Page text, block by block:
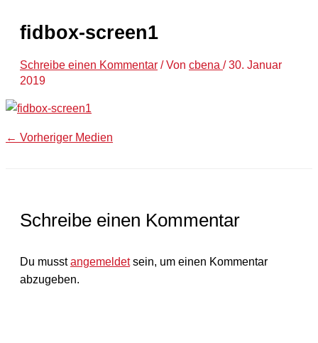
fidbox-screen1
Schreibe einen Kommentar / Von cbena /30. Januar
2019
← Vorheriger Medien
Schreibe einen Kommentar
Du musstangemeldetsein, um einen Kommentar
abzugeben.